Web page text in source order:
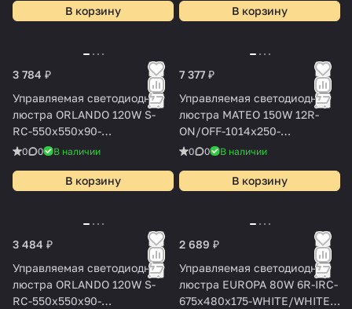
В корзину В корзину
3 784 ₽
Управляемая светодиодная
люстра ORLANDO 120W S-
RC-550x550x90-
BlACK/WHITE-220-IP20
0 0 В наличии
В корзину
7 377 ₽
Управляемая светодиодная
люстра MATEO 150W 12R-
ON/OFF-1014x250-
BLACK/WHITE-220-IP20
0 0 В наличии
В корзину
3 484 ₽
Управляемая светодиодная
люстра ORLANDO 120W S-
RC-550x550x90-
2 689 ₽
Управляемая светодиодная
люстра EUROPA 80W 6R-IRC-
675x480x175-WHITE/WHITE-